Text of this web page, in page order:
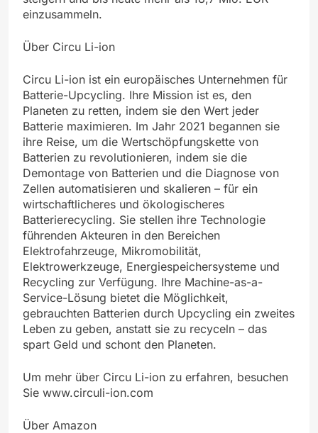
einzusammeln.
Über Circu Li-ion
Circu Li-ion ist ein europäisches Unternehmen für
Batterie-Upcycling. Ihre Mission ist es, den
Planeten zu retten, indem sie den Wert jeder
Batterie maximieren. Im Jahr 2021 begannen sie
ihre Reise, um die Wertschöpfungskette von
Batterien zu revolutionieren, indem sie die
Demontage von Batterien und die Diagnose von
Zellen automatisieren und skalieren – für ein
wirtschaftlicheres und ökologischeres
Batterierecycling. Sie stellen ihre Technologie
führenden Akteuren in den Bereichen
Elektrofahrzeuge, Mikromobilität,
Elektrowerkzeuge, Energiespeichersysteme und
Recycling zur Verfügung. Ihre Machine-as-a-
Service-Lösung bietet die Möglichkeit,
gebrauchten Batterien durch Upcycling ein zweites
Leben zu geben, anstatt sie zu recyceln – das
spart Geld und schont den Planeten.
Um mehr über Circu Li-ion zu erfahren, besuchen
Sie www.circuli-ion.com
Über Amazon